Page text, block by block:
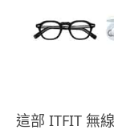
這部 ITFIT 無